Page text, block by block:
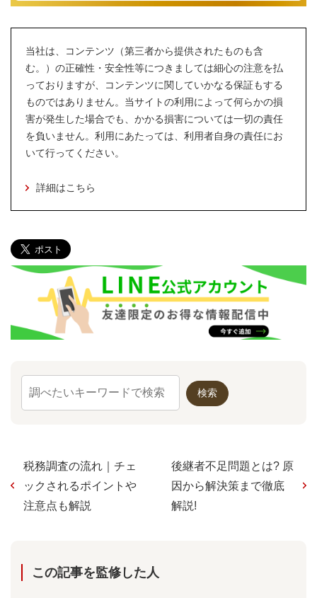
当社は、コンテンツ（第三者から提供されたものも含
む。）の正確性・安全性等につきましては細心の注意を払
っておりますが、コンテンツに関していかなる保証もする
ものではありません。当サイトの利用によって何らかの損
害が発生した場合でも、かかる損害については一切の責任
を負いません。利用にあたっては、利用者自身の責任にお
いて行ってください。
詳細はこちら
税務調査の流れ｜チェ
ックされるポイントや
注意点も解説
後継者不足問題とは? 原
因から解決策まで徹底
解説!
この記事を監修した⼈